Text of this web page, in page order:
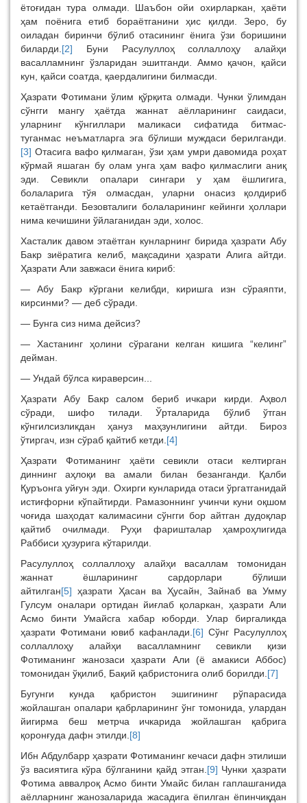
ётоғидан тура олмади. Шаъбон ойи охирларкан, ҳаёти
ҳам поёнига етиб бораётганини ҳис қилди. Зеро, бу
оиладан биринчи бўлиб отасининг ёнига ўзи боришини
биларди. [2]
Буни Расулуллоҳ соллаллоҳу алайҳи
васалламнинг ўзларидан эшитганди. Аммо қачон, қайси
кун, қайси соатда, қаердалигини билмасди.
Ҳазрати Фотимани ўлим қўрқита олмади. Чунки ўлимдан
сўнгги мангу ҳаётда жаннат аёлларининг саидаси,
уларнинг кўнгиллари маликаси сифатида битмас-
туганмас неъматларга эга бўлиши муждаси берилганди.
[3] Отасига вафо қилмаган, ўзи ҳам умри давомида роҳат
кўрмай яшаган бу олам унга ҳам вафо қилмаслиги аниқ
эди. Севикли опалари сингари у ҳам ёшлигига,
болаларига тўя олмасдан, уларни онасиз қолдириб
кетаётганди. Безовталиги болаларининг кейинги ҳоллари
нима кечишини ўйлаганидан эди, холос.
Хасталик давом этаётган кунларнинг бирида ҳазрати Абу
Бакр зиёратига келиб, мақсадини ҳазрати Алига айтди.
Ҳазрати Али завжаси ёнига кириб:
— Абу Бакр кўргани келибди, киришга изн сўраяпти,
кирсинми? — деб сўради.
— Бунга сиз нима дейсиз?
— Хастанинг ҳолини сўрагани келган кишига “келинг”
дейман.
— Ундай бўлса кираверсин...
Ҳазрати Абу Бакр салом бериб ичкари кирди. Аҳвол
сўради, шифо тилади. Ўрталарида бўлиб ўтган
кўнгилсизликдан ҳануз маҳзунлигини айтди. Бироз
ўтиргач, изн сўраб қайтиб кетди. [4]
Ҳазрати Фотиманинг ҳаёти севикли отаси келтирган
диннинг аҳлоқи ва амали билан безанганди. Қалби
Қуръонга уйғун эди. Охирги кунларида отаси ўргатганидай
истиғфорни кўпайтирди. Рамазоннинг учинчи куни оқшом
чоғида шаҳодат калимасини сўнгги бор айтган дудоқлар
қайтиб очилмади. Руҳи фаришталар ҳамроҳлигида
Раббиси ҳузурига кўтарилди.
Расулуллоҳ соллаллоҳу алайҳи васаллам томонидан
жаннат ёшларининг сардорлари бўлиши
айтилган[5] ҳазрати Ҳасан ва Ҳусайн, Зайнаб ва Умму
Гулсум оналари ортидан йиғлаб қоларкан, ҳазрати Али
Асмо бинти Умайсга хабар юборди. Улар биргаликда
ҳазрати Фотимани ювиб кафанлади. [6] Сўнг Расулуллоҳ
соллаллоҳу алайҳи васалламнинг севикли қизи
Фотиманинг жанозаси ҳазрати Али (ё амакиси Аббос)
томонидан ўқилиб, Бақий қабристонига олиб борилди. [7]
Бугунги кунда қабристон эшигининг рўпарасида
жойлашган опалари қабрларининг ўнг томонида, улардан
йигирма беш метрча ичкарида жойлашган қабрига
қоронғуда дафн этилди. [8]
Ибн Абдулбарр ҳазрати Фотиманинг кечаси дафн этилиши
ўз васиятига кўра бўлганини қайд этган. [9] Чунки ҳазрати
Фотима аввалроқ Асмо бинти Умайс билан гаплашганида
аёлларнинг жанозаларида жасадига ёпилган ёпинчиқдан